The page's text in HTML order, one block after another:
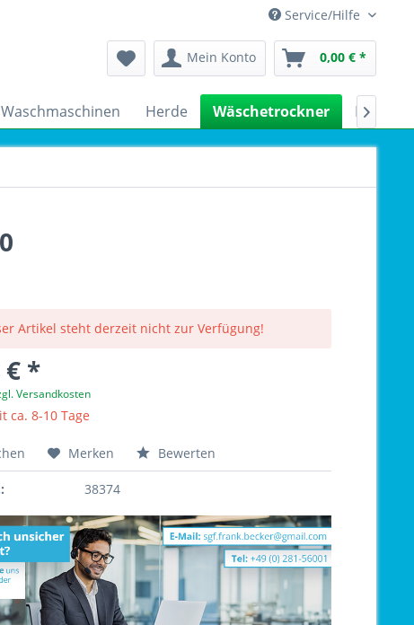
Service/Hilfe
Mein Konto 0,00 € *
Waschmaschinen Herde Wäschetrockner 
Artikel steht derzeit nicht zur Verfügung!
€ *
Versandkosten
ca. 8-10 Tage
Merken Bewerten
38374